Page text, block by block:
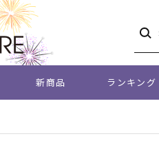
新商品 ランキング